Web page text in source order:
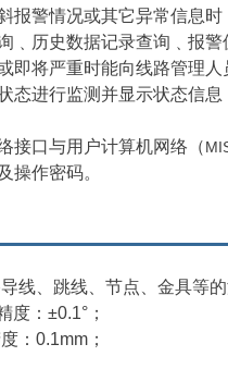
报警情况或其它异常信息
﹑历史数据记录查询﹑报
即将严重时能向线路管理人
态进行监测并显示状态信
接口与用户计算机网络（
操作密码。
线、跳线、节点、金具等的
度：±0.1°；
：0.1mm；